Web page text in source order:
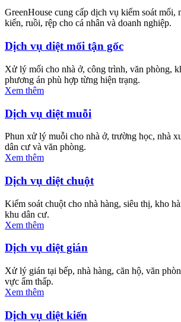
GreenHouse cung cấp dịch vụ kiểm soát mối,
kiến, ruồi, rệp cho cá nhân và doanh nghiệp.
Dịch vụ diệt mối tận gốc
Xử lý mối cho nhà ở, công trình, văn phòng,
phương án phù hợp từng hiện trạng.
Xem thêm
Dịch vụ diệt muỗi
Phun xử lý muỗi cho nhà ở, trường học, nhà
dân cư và văn phòng.
Xem thêm
Dịch vụ diệt chuột
Kiểm soát chuột cho nhà hàng, siêu thị, kho
khu dân cư.
Xem thêm
Dịch vụ diệt gián
Xử lý gián tại bếp, nhà hàng, căn hộ, văn
vực ẩm thấp.
Xem thêm
Dịch vụ diệt kiến